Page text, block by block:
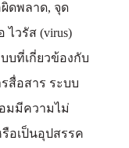
ดพลาด, จุด
ไวรัส (virus)
บที่เกี่ยวข้องกับ
สื่อสาร ระบบ
มมีความไม่
อเป็นอุปสรรค